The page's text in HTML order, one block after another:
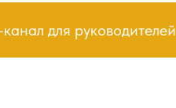
для руководителей и